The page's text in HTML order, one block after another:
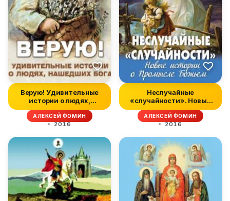
Верую! Удивительные
истории о людях,
нашедших Бога
АЛЕКСЕЙ ФОМИН
2016
Неслучайные
«случайности». Новые
истории о Промысл...
АЛЕКСЕЙ ФОМИН
2016